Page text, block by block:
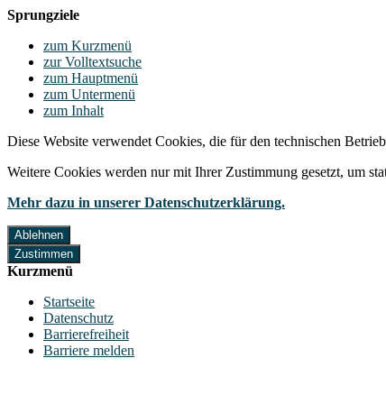
Sprungziele
zum Kurzmenü
zur Volltextsuche
zum Hauptmenü
zum Untermenü
zum Inhalt
Diese Website verwendet Cookies, die für den technischen
Weitere Cookies werden nur mit Ihrer Zustimmung gesetzt, um
Mehr dazu in unserer Datenschutzerklärung.
Ablehnen
Zustimmen
Kurzmenü
Startseite
Datenschutz
Barrierefreiheit
Barriere melden